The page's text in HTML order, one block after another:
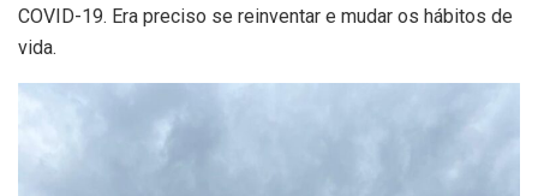
COVID-19. Era preciso se reinventar e mudar os hábitos de
vida.